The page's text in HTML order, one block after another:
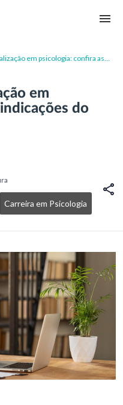
em psicologia: confira as
em
do
Carreira em Psicologia